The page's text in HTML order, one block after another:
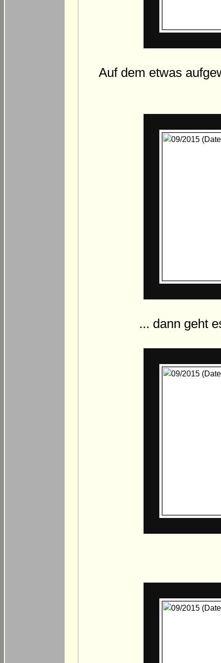
Auf dem etwas
... dann geht